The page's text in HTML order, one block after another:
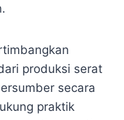
produksi serat
secara
praktik